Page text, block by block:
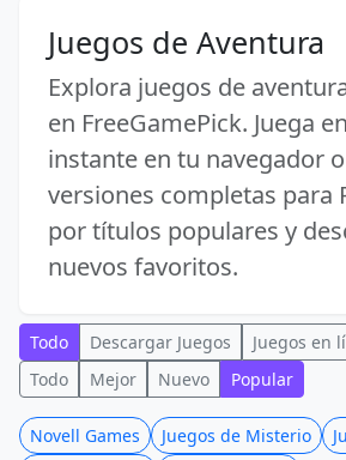
Juegos de Aventura
Explora juegos de
en FreeGamePick. Juega
instante en tu navegador
versiones completas para
por títulos populares y
nuevos favoritos.
Todo Descargar Juegos
Juegos en
Todo
Mejor Nuevo Popular
Novell Games Juegos de Misterio